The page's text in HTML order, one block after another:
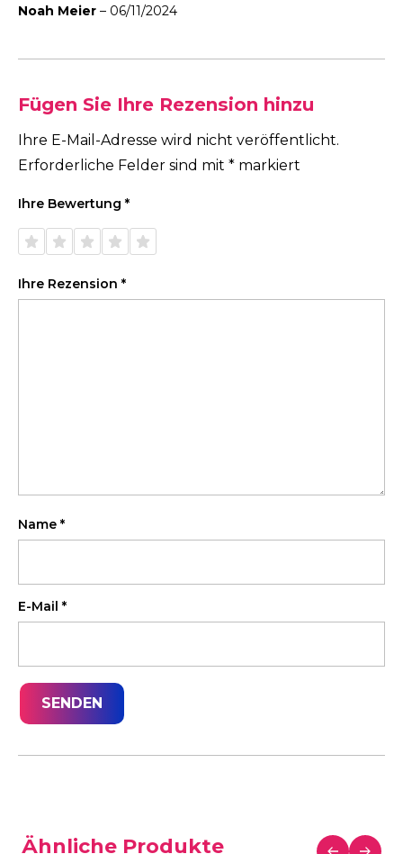
Noah Meier – 06/11/2024
Fügen Sie Ihre Rezension hinzu
Ihre E-Mail-Adresse wird nicht veröffentlicht.
Erforderliche Felder sind mit * markiert
Ihre Bewertung *
1 von
5 Sternen
2 von
5 Sternen
3 von
5 Sternen
4 von
5 Sternen
5 von
5 Sternen
Ihre Rezension *
Name *
E-Mail *
Ähnliche Produkte